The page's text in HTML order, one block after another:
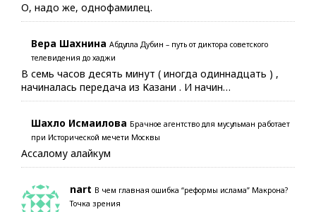
О, надо же, однофамилец.
Вера Шахнина Абдулла Дубин – путь от диктора советского
телевидения до хаджи
В семь часов десять минут ( иногда одиннадцать ) ,
начиналась передача из Казани . И начин…
Шахло Исмаилова Брачное агентство для мусульман работает
при Исторической мечети Москвы
Ассалому алайкум
nart В чем главная ошибка “реформы ислама” Макрона?
Точка зрения